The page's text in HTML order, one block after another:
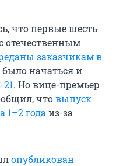
что первые шесть
отечественным
заказчикам в
начаться и
. Но вице-премьер
чтовыпуск
1–2 годаиз-за
опубликован